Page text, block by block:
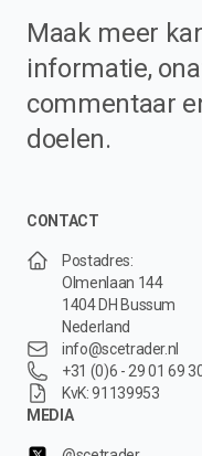
Maak meer
informatie,
commentaar
doelen.
CONTACT
Postadres:
Olmenlaan 144
1404 DH Bussum
Nederland
info@scetrader.nl
+31 (0)6 - 29 01 69
KvK: 91139953
MEDIA